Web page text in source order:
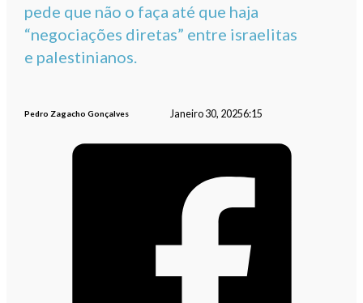
pede que não o faça até que haja
“negociações diretas” entre israelitas
e palestinianos.
Pedro Zagacho Gonçalves Janeiro 30, 20256:15